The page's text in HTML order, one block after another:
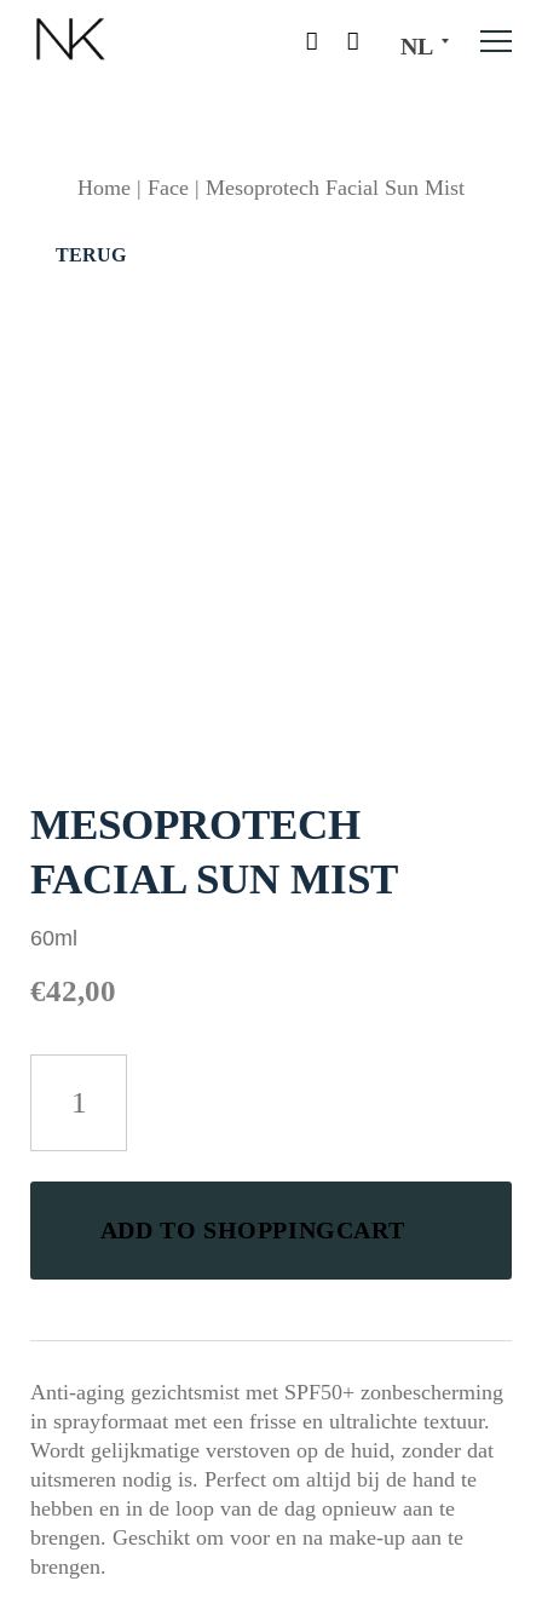
NL
Home | Face | Mesoprotech Facial Sun Mist
TERUG
MESOPROTECH
FACIAL SUN MIST
60ml
€42,00
Facial
Mist
aantal
ADD TO SHOPPINGCART
Anti-aging gezichtsmist met SPF50+ zonbescherming
in sprayformaat met een frisse en ultralichte textuur.
Wordt gelijkmatige verstoven op de huid, zonder dat
uitsmeren nodig is. Perfect om altijd bij de hand te
hebben en in de loop van de dag opnieuw aan te
brengen. Geschikt om voor en na make-up aan te
brengen.